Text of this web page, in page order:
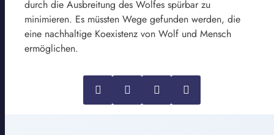
durch die Ausbreitung des Wolfes spürbar zu
minimieren. Es müssten Wege gefunden werden, die
eine nachhaltige Koexistenz von Wolf und Mensch
ermöglichen.